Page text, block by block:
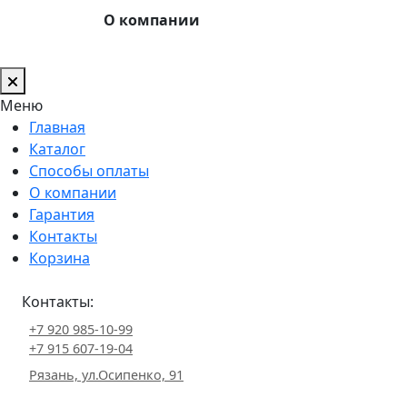
О компании
Меню
Главная
Каталог
Способы оплаты
О компании
Гарантия
Контакты
Корзина
Контакты:
+7 920 985-10-99
+7 915 607-19-04
Рязань, ул.Осипенко, 91